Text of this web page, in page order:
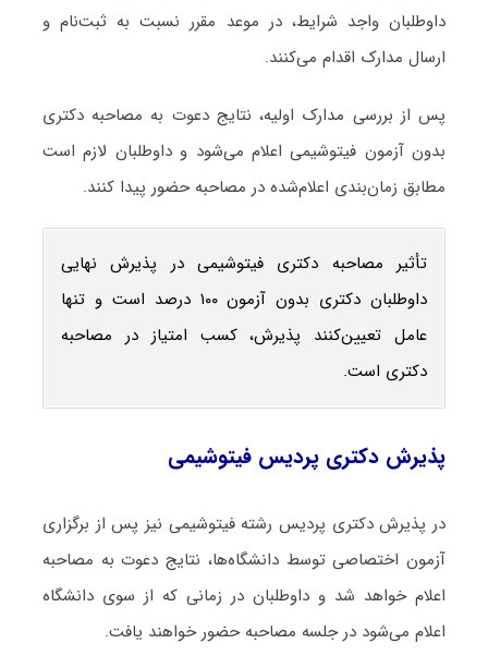
داوطلبان واجد شرایط، در موعد مقرر نسبت به ثبت‌نام و
ارسال مدارک اقدام می‌کنند.
پس از بررسی مدارک اولیه، نتایج دعوت به مصاحبه دکتری
بدون آزمون فیتوشیمی اعلام می‌شود و داوطلبان لازم است
مطابق زمان‌بندی اعلام‌شده در مصاحبه حضور پیدا کنند.
تأثیر مصاحبه دکتری فیتوشیمی در پذیرش نهایی
داوطلبان دکتری بدون آزمون ۱۰۰ درصد است و تنها
عامل تعیین‌کنند پذیرش، کسب امتیاز در مصاحبه
دکتری است.
پذیرش دکتری پردیس فیتوشیمی
در پذیرش دکتری پردیس رشته فیتوشیمی نیز پس از برگزاری
آزمون اختصاصی توسط دانشگاه‌ها، نتایج دعوت به مصاحبه
اعلام خواهد شد و داوطلبان در زمانی که از سوی دانشگاه
اعلام می‌شود در جلسه مصاحبه حضور خواهند یافت.